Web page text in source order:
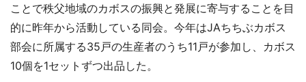
ことで秩父地域のカボスの振興と発展に寄与することを目
的に昨年から活動している同会。今年はJAちちぶカボス
部会に所属する35戸の生産者のうち11戸が参加し、カボス
10個を1セットずつ出品した。